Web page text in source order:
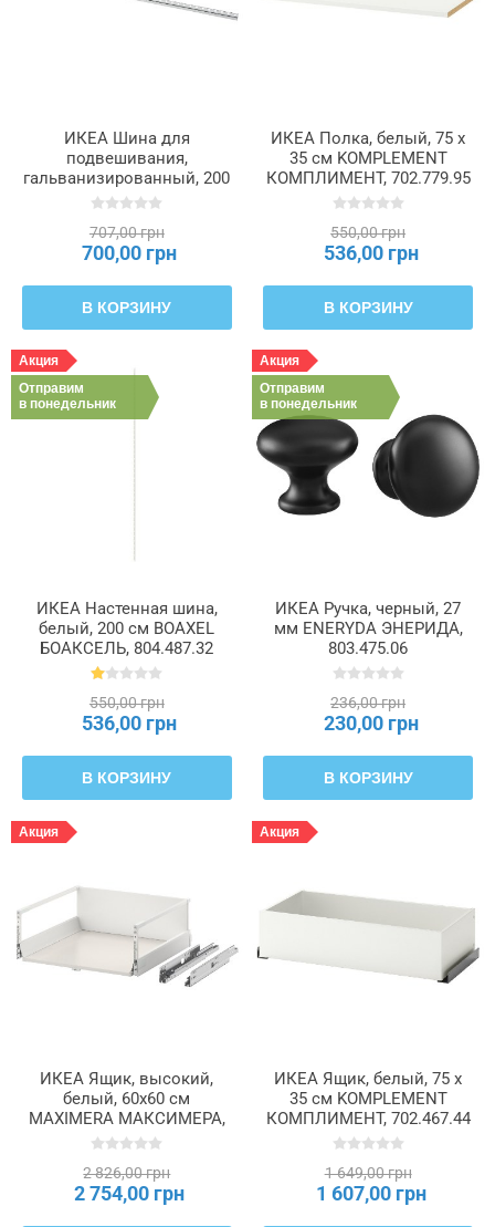
ИКЕА Шина для
подвешивания,
гальванизированный, 200
см METOD МЕТОД,
707,00 грн
700,00 грн
В КОРЗИНУ
ИКЕА Полка, белый, 75 x
35 см KOMPLEMENT
КОМПЛИМЕНТ, 702.779.95
550,00 грн
536,00 грн
В КОРЗИНУ
Акция
Отправим
в понедельник
ИКЕА Настенная шина,
белый, 200 см BOAXEL
БОАКСЕЛЬ, 804.487.32
550,00 грн
536,00 грн
В КОРЗИНУ
Акция
Отправим
в понедельник
ИКЕА Ручка, черный, 27
мм ENERYDA ЭНЕРИДА,
803.475.06
236,00 грн
230,00 грн
В КОРЗИНУ
Акция
ИКЕА Ящик, высокий,
белый, 60x60 см
MAXIMERA МАКСИМЕРА,
902.046.39
2 826,00 грн
2 754,00 грн
Акция
ИКЕА Ящик, белый, 75 x
35 см KOMPLEMENT
КОМПЛИМЕНТ, 702.467.44
1 649,00 грн
1 607,00 грн